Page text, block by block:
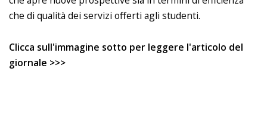
che di qualità dei servizi offerti agli studenti.
Clicca sull'immagine sotto per leggere l'articolo del
giornale >>>